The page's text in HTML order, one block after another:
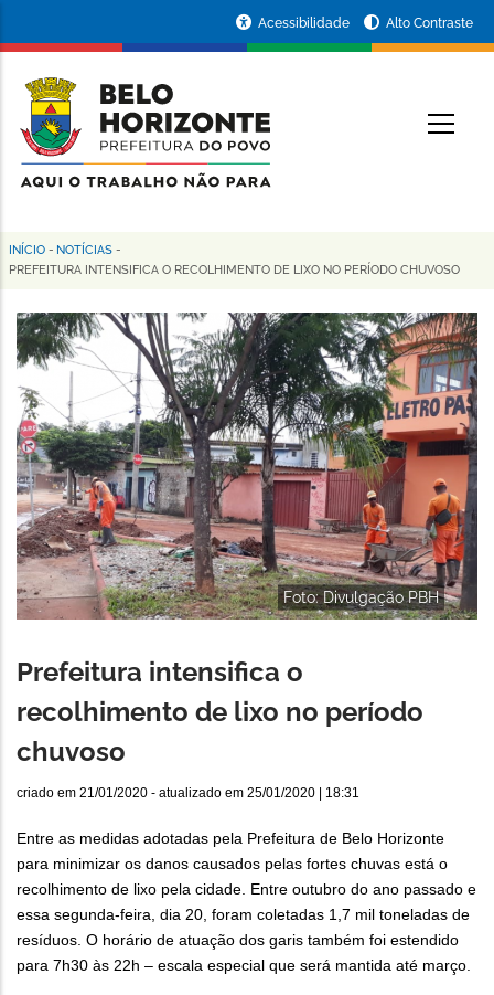
conteúdo
principal
da
Prefeitura
de
Horizonte
Acessibilidade Alto Contraste
Trilha
navegação
INÍCIO - NOTÍCIAS -
PREFEITURA INTENSIFICA O RECOLHIMENTO DE LIXO NO PERÍODO CHUVOSO
Foto: Divulgação PBH
Prefeitura intensifica o
recolhimento de lixo no período
chuvoso
criado em 21/01/2020 - atualizado em 25/01/2020 | 18:31
Entre as medidas adotadas pela Prefeitura de Belo Horizonte
para minimizar os danos causados pelas fortes chuvas está o
recolhimento de lixo pela cidade. Entre outubro do ano passado e
essa segunda-feira, dia 20, foram coletadas 1,7 mil toneladas de
resíduos. O horário de atuação dos garis também foi estendido
para 7h30 às 22h – escala especial que será mantida até março.